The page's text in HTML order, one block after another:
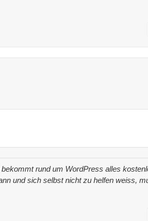
rund um WordPress alles
und sich selbst nicht zu helfen weiss,